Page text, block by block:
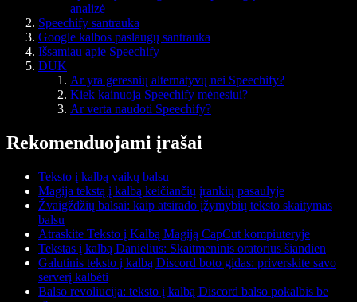
analizė
Speechify santrauka
Google kalbos paslaugų santrauka
Išsamiau apie Speechify
DUK
Ar yra geresnių alternatyvų nei Speechify?
Kiek kainuoja Speechify mėnesiui?
Ar verta naudoti Speechify?
Rekomenduojami įrašai
Teksto į kalbą vaikų balsu
Magija tekstą į kalbą keičiančių įrankių pasaulyje
Žvaigždžių balsai: kaip atsirado įžymybių teksto skaitymas
balsu
Atraskite Teksto į Kalbą Magiją CapCut kompiuteryje
Tekstas į kalbą Danielius: Skaitmeninis oratorius šiandien
Galutinis teksto į kalbą Discord boto gidas: priverskite savo
serverį kalbėti
Balso revoliucija: teksto į kalbą Discord balso pokalbis be